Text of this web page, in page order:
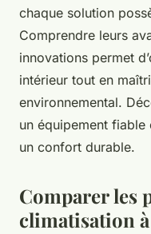
chaque solution
Comprendre leurs
innovations permet
intérieur tout en
environnemental.
un équipement
un confort durable.
Comparer les
climatisation